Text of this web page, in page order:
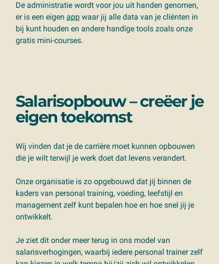
De administratie wordt voor jou uit handen genomen,
er is een eigen app waar jij alle data van je cliënten in
bij kunt houden en andere handige tools zoals onze
gratis mini-courses.
Salarisopbouw – creëer je
eigen toekomst
Wij vinden dat je de carrière moet kunnen opbouwen
die je wilt terwijl je werk doet dat levens verandert.
Onze organisatie is zo opgebouwd dat jij binnen de
kaders van personal training, voeding, leefstijl en
management zelf kunt bepalen hoe en hoe snel jij je
ontwikkelt.
Je ziet dit onder meer terug in ons model van
salarisverhogingen, waarbij iedere personal trainer zelf